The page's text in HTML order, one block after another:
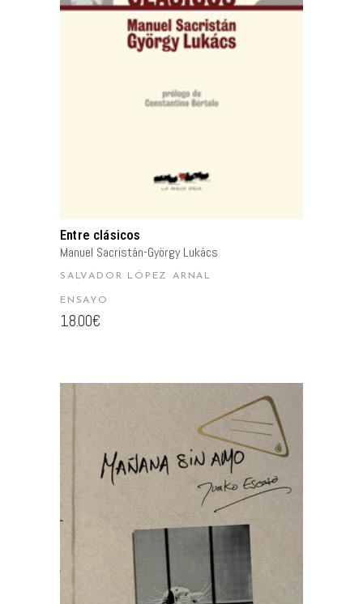
AÑADIR AL CARRITO
Entre clásicos
Manuel Sacristán-György Lukács
SALVADOR LÓPEZ ARNAL
ENSAYO
18.00€
AÑADIR AL CARRITO